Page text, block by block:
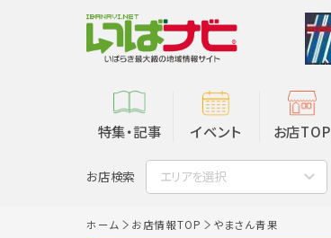
特集・記事 イベント お店TOP
お店検索 エリアを選択
ホーム お店情報TOP やまさん青果